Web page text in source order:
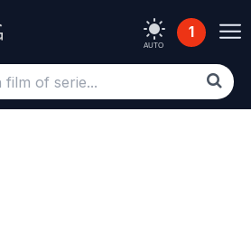
AUTO
1